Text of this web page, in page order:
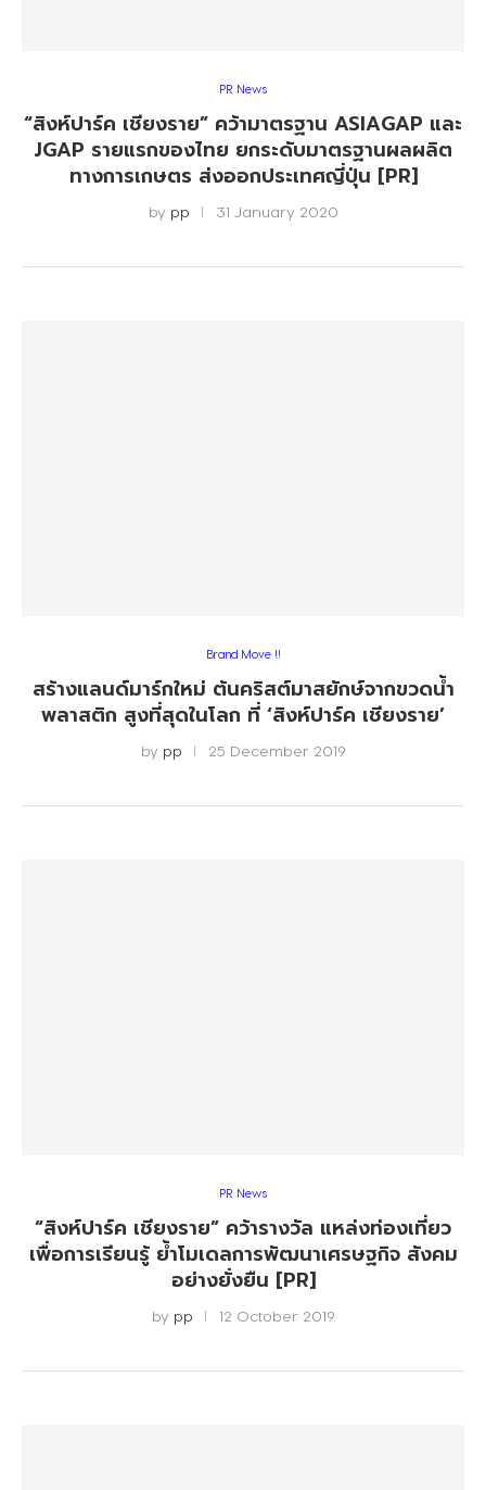
PR News
“สิงห์ปาร์ค เชียงราย” คว้ามาตรฐาน ASIAGAP และ
JGAP รายแรกของไทย ยกระดับมาตรฐานผลผลิต
ทางการเกษตร ส่งออกประเทศญี่ปุ่น [PR]
by pp 31 January 2020
Brand Move !!
สร้างแลนด์มาร์กใหม่ ต้นคริสต์มาสยักษ์จากขวดน้ำ
พลาสติก สูงที่สุดในโลก ที่ ‘สิงห์ปาร์ค เชียงราย’
by pp 25 December 2019
PR News
“สิงห์ปาร์ค เชียงราย” คว้ารางวัล แหล่งท่องเที่ยว
เพื่อการเรียนรู้ ย้ำโมเดลการพัฒนาเศรษฐกิจ สังคม
อย่างยั่งยืน [PR]
by pp 12 October 2019